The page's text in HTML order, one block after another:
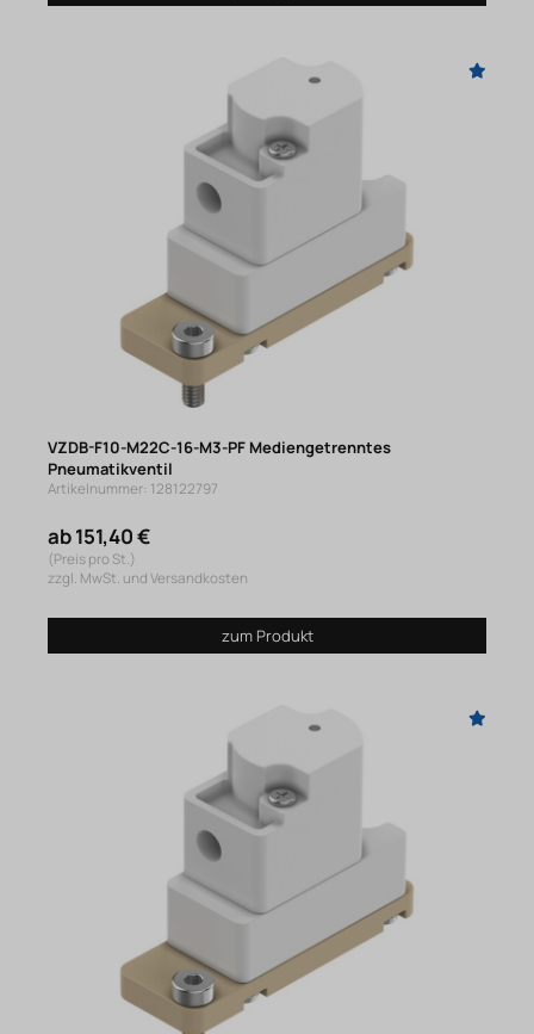
VZDB-F10-M22C-16-M3-PF Mediengetrenntes
Pneumatikventil
Artikelnummer: 128122797
ab 151,40 €
(Preis pro St.)
zzgl. MwSt. und Versandkosten
zum Produkt